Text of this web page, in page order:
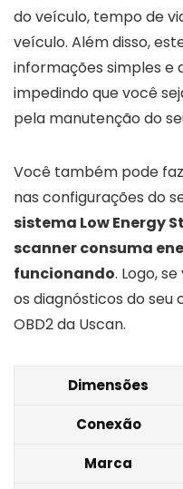
do veículo, tempo de
veículo. Além disso,
informações simples e
impedindo que você
pela manutenção do
Você também pode
nas configurações do
sistema Low Energy
scanner consuma
funcionando. Logo,
os diagnósticos do seu
OBD2 da Uscan.
Dimensões
Conexão
Marca